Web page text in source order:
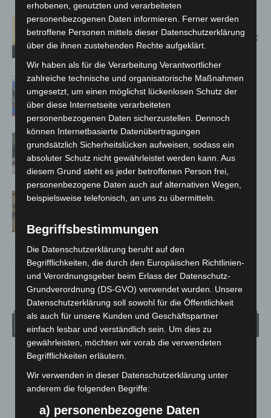
Hannover: Erste Tigermücken-
Population in Niedersachsen entdeckt
Mann läuft mit Hockeyschläger über
A7 – Polizei sucht Zeugen
Gasleitung bei McDonald’s-Umbau in
Langenhagen beschädigt
Hannover Klassik Open Air 2026:
Wetter
LANGENHAGEN
Klarer Himmel
22
erhobenen, genutzten und verarbeiteten
personenbezogenen Daten informieren. Ferner werden
betroffene Personen mittels dieser Datenschutzerklärung
über die ihnen zustehenden Rechte aufgeklärt.
Wir haben als für die Verarbeitung Verantwortlicher
zahlreiche technische und organisatorische Maßnahmen
umgesetzt, um einen möglichst lückenlosen Schutz der
über diese Internetseite verarbeiteten
personenbezogenen Daten sicherzustellen. Dennoch
können Internetbasierte Datenübertragungen
grundsätzlich Sicherheitslücken aufweisen, sodass ein
absoluter Schutz nicht gewährleistet werden kann. Aus
diesem Grund steht es jeder betroffenen Person frei,
personenbezogene Daten auch auf alternativen Wegen,
beispielsweise telefonisch, an uns zu übermitteln.
Begriffsbestimmungen
Die Datenschutzerklärung beruht auf den
Begrifflichkeiten, die durch den Europäischen Richtlinien-
und Verordnungsgeber beim Erlass der Datenschutz-
Grundverordnung (DS-GVO) verwendet wurden. Unsere
Datenschutzerklärung soll sowohl für die Öffentlichkeit
als auch für unsere Kunden und Geschäftspartner
einfach lesbar und verständlich sein. Um dies zu
gewährleisten, möchten wir vorab die verwendeten
Begrifflichkeiten erläutern.
Wir verwenden in dieser Datenschutzerklärung unter
anderem die folgenden Begriffe:
a) personenbezogene Daten